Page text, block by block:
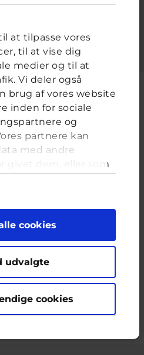
at tilpasse vores
til at vise dig
medier og til at
Vi deler også
brug af vores website
inden for sociale
og
partnere kan
med andre
givet dem, eller som
din brug af deres
til vores cookies,
at anvende vores
cookies
udvalgte
cookies
dit brugernavn.
for dig op til 25 år. Du kan skrive til
brevkasser og chat, dele dine
ud, og læse med. I Cyberhus
brug for en voksen, vil vi gerne lytte
Unions holdninger.